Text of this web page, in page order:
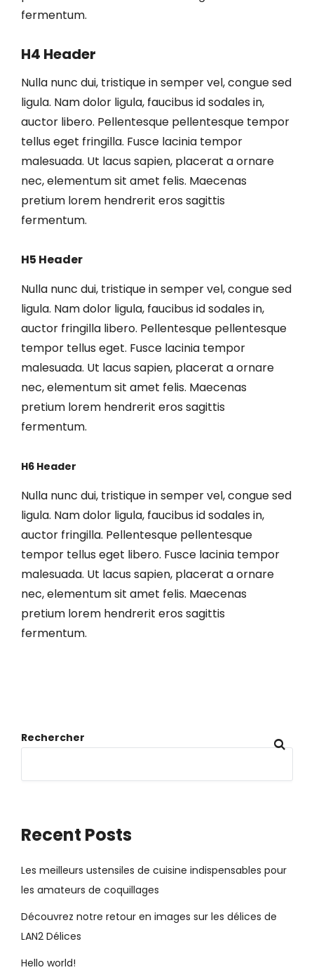
fermentum.
H4 Header
Nulla nunc dui, tristique in semper vel, congue sed
ligula. Nam dolor ligula, faucibus id sodales in,
auctor libero. Pellentesque pellentesque tempor
tellus eget fringilla. Fusce lacinia tempor
malesuada. Ut lacus sapien, placerat a ornare
nec, elementum sit amet felis. Maecenas
pretium lorem hendrerit eros sagittis
fermentum.
H5 Header
Nulla nunc dui, tristique in semper vel, congue sed
ligula. Nam dolor ligula, faucibus id sodales in,
auctor fringilla libero. Pellentesque pellentesque
tempor tellus eget. Fusce lacinia tempor
malesuada. Ut lacus sapien, placerat a ornare
nec, elementum sit amet felis. Maecenas
pretium lorem hendrerit eros sagittis
fermentum.
H6 Header
Nulla nunc dui, tristique in semper vel, congue sed
ligula. Nam dolor ligula, faucibus id sodales in,
auctor fringilla. Pellentesque pellentesque
tempor tellus eget libero. Fusce lacinia tempor
malesuada. Ut lacus sapien, placerat a ornare
nec, elementum sit amet felis. Maecenas
pretium lorem hendrerit eros sagittis
fermentum.
Rechercher
Recent Posts
Les meilleurs ustensiles de cuisine indispensables pour
les amateurs de coquillages
Découvrez notre retour en images sur les délices de
LAN2 Délices
Hello world!